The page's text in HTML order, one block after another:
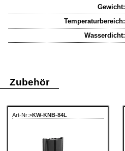
Gewicht:
Temperaturbereich:
Wasserdicht:
Zubehör
Art-Nr:>KW-KNB-84L